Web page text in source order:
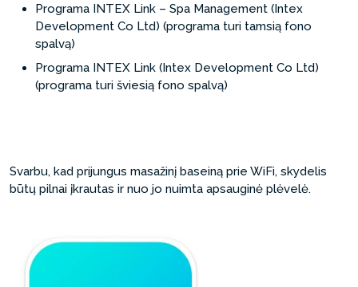
Programa INTEX Link – Spa Management (Intex
Development Co Ltd) (programa turi tamsią fono
spalvą)
Programa INTEX Link (Intex Development Co Ltd)
(programa turi šviesią fono spalvą)
Svarbu, kad prijungus masažinį baseiną prie WiFi, skydelis
būtų pilnai įkrautas ir nuo jo nuimta apsauginė plėvelė.